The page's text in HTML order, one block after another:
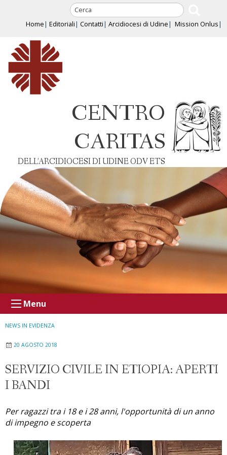
content
Home Editoriali Contatti Arcidiocesi di Udine Mission Onlus
CENTRO
CARITAS
DELL’ARCIDIOCESI DI UDINE ODV ETS
Menu
NEWS IN EVIDENZA
20 AGOSTO 2018
SERVIZIO CIVILE IN ETIOPIA: APERTI
I BANDI
Per ragazzi tra i 18 e i 28 anni, l'opportunità di un anno
di impegno e scoperta